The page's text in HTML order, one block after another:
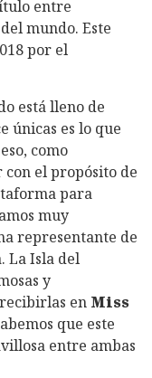
entre
mundo. Este
por el
está lleno de
únicas es lo que
como
el propósito de
para
muy
representante de
La Isla del
y
en Miss
que este
entre ambas